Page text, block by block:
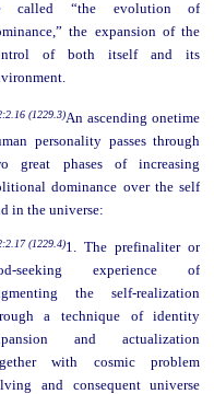
called “the evolution of
the expansion of the
of both itself and its
(1229.3)An ascending onetime
personality passes through
great phases of increasing
dominance over the self
in the universe:
(1229.4)1. The prefinaliter or
seeking experience of
the self-realization
a technique of identity
and actualization
with cosmic problem
and consequent universe